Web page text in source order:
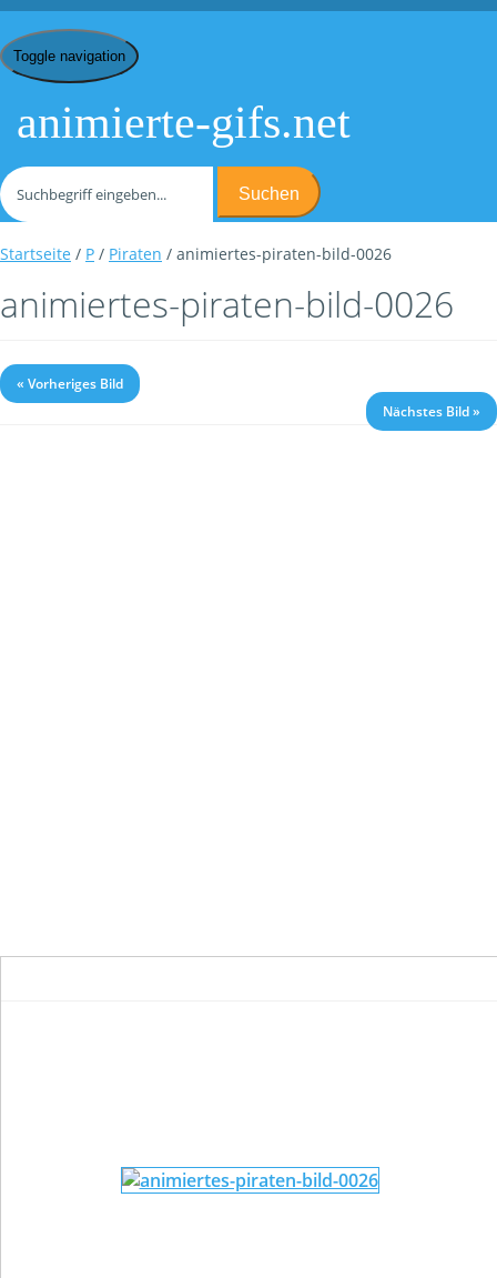
Toggle navigation
animierte-gifs.net
Suchen
Startseite / P / Piraten / animiertes-piraten-bild-0026
animiertes-piraten-bild-0026
« Vorheriges Bild
Nächstes Bild »